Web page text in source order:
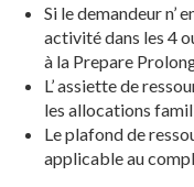
Si le demandeur
activité dans les 4
à la Prepare
L’ assiette de
les allocations
Le plafond de
applicable au